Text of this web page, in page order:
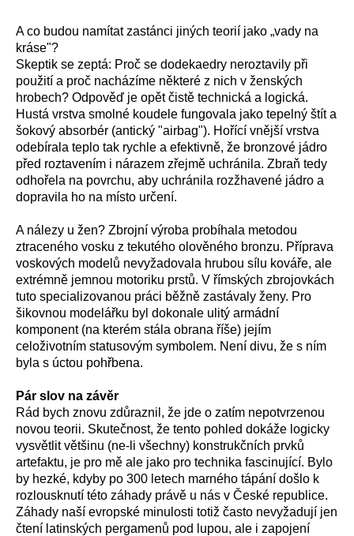
A co budou namítat zastánci jiných teorií jako „vady na
kráse"?
Skeptik se zeptá: Proč se dodekaedry neroztavily při
použití a proč nacházíme některé z nich v ženských
hrobech? Odpověď je opět čistě technická a logická.
Hustá vrstva smolné koudele fungovala jako tepelný štít a
šokový absorbér (antický "airbag"). Hořící vnější vrstva
odebírala teplo tak rychle a efektivně, že bronzové jádro
před roztavením i nárazem zřejmě uchránila. Zbraň tedy
odhořela na povrchu, aby uchránila rozžhavené jádro a
dopravila ho na místo určení.
A nálezy u žen? Zbrojní výroba probíhala metodou
ztraceného vosku z tekutého olověného bronzu. Příprava
voskových modelů nevyžadovala hrubou sílu kováře, ale
extrémně jemnou motoriku prstů. V římských zbrojovkách
tuto specializovanou práci běžně zastávaly ženy. Pro
šikovnou modelářku byl dokonale ulitý armádní
komponent (na kterém stála obrana říše) jejím
celoživotním statusovým symbolem. Není divu, že s ním
byla s úctou pohřbena.
Pár slov na závěr
Rád bych znovu zdůraznil, že jde o zatím nepotvrzenou
novou teorii. Skutečnost, že tento pohled dokáže logicky
vysvětlit většinu (ne-li všechny) konstrukčních prvků
artefaktu, je pro mě ale jako pro technika fascinující. Bylo
by hezké, kdyby po 300 letech marného tápání došlo k
rozlousknutí této záhady právě u nás v České republice.
Záhady naší evropské minulosti totiž často nevyžadují jen
čtení latinských pergamenů pod lupou, ale i zapojení